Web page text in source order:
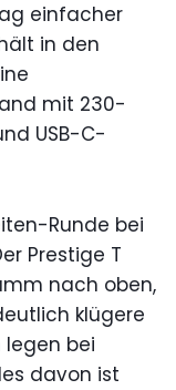
einfacher
in den
mit 230-
USB-C-
Runde bei
Prestige T
nach oben,
klügere
bei
davon ist